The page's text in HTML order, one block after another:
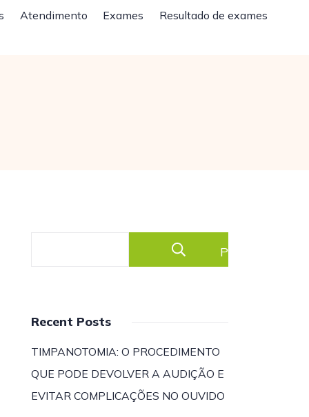
Atendimento Exames Resultado de exames
Pesquisar
Recent Posts
TIMPANOTOMIA: O PROCEDIMENTO
QUE PODE DEVOLVER A AUDIÇÃO E
EVITAR COMPLICAÇÕES NO OUVIDO